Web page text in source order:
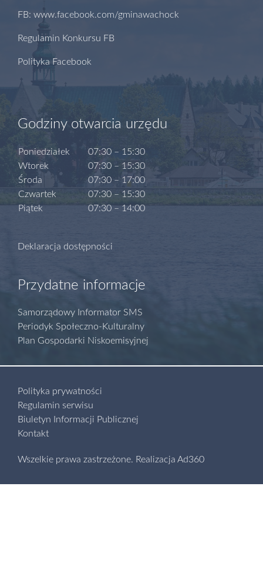
FB: www.facebook.com/gminawachock
Regulamin Konkursu FB
Polityka Facebook
Godziny otwarcia urzędu
Poniedziałek
Wtorek
Środa
Czwartek
Piątek
07:30 – 15:30
07:30 – 15:30
07:30 – 17:00
07:30 – 15:30
07:30 – 14:00
Deklaracja dostępności
Przydatne informacje
Samorządowy Informator SMS
Periodyk Społeczno-Kulturalny
Plan Gospodarki Niskoemisyjnej
Polityka prywatności
Regulamin serwisu
Biuletyn Informacji Publicznej
Kontakt
Wszelkie prawa zastrzeżone. Realizacja Ad360